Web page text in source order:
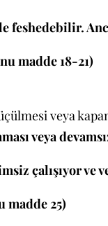
madde 18-21)
veya
veya
çalışıyor
madde 25)